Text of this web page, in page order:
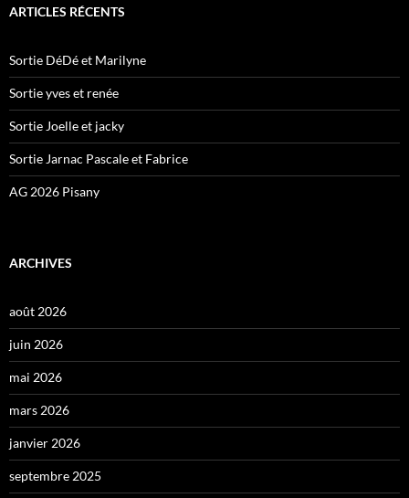
ARTICLES RÉCENTS
Sortie DéDé et Marilyne
Sortie yves et renée
Sortie Joelle et jacky
Sortie Jarnac Pascale et Fabrice
AG 2026 Pisany
ARCHIVES
août 2026
juin 2026
mai 2026
mars 2026
janvier 2026
septembre 2025